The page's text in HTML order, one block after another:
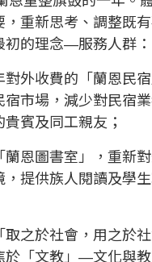
，重新思考、調整既有
初的理念—服務人群：
對外收費的「蘭恩民宿
宿市場，減少對民宿
賓及同工親友；
蘭恩圖書室」，重新
，提供族人閱讀及學
取之於社會，用之於社
於「文教」—文化與教